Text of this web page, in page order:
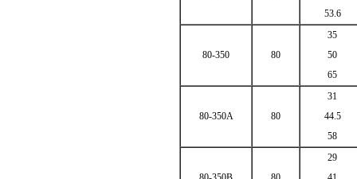
53.6
80-350 80
35
50
65
80-350A 80
31
44.5
58
29